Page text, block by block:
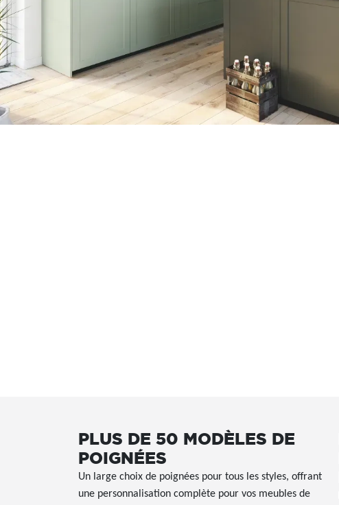
PLUS DE 50 MODÈLES DE
POIGNÉES
Un large choix de poignées pour tous les styles, offrant
une personnalisation complète pour vos meubles de